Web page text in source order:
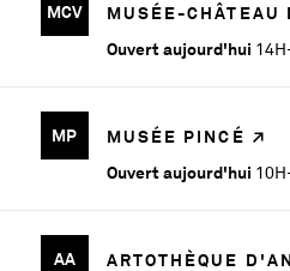
MCV
MUSÉE-CHÂTEAU
Ouvert aujourd'hui
MP
MUSÉE PINCÉ
Ouvert aujourd'hui
AA
ARTOTHÈQUE